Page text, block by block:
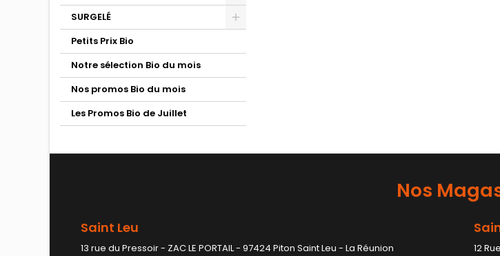
SURGELÉ
Petits Prix Bio
Notre sélection Bio du mois
Nos promos Bio du mois
Les Promos Bio de Juillet
Nos
Saint Leu
13 rue du Pressoir - ZAC LE PORTAIL - 97424 Piton Saint Leu - La Réunion
12